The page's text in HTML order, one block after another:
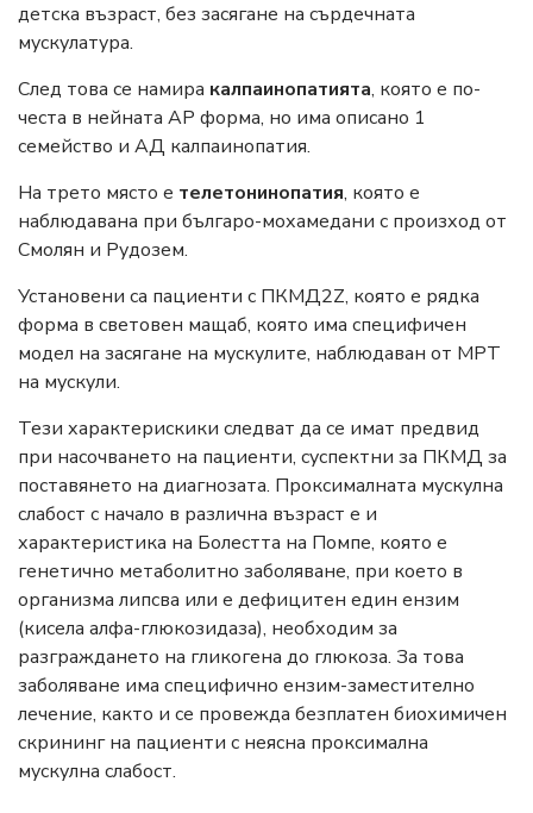
детска възраст, без засягане на сърдечната
мускулатура.
След това се намира калпаинопатията, която е по-
честа в нейната АР форма, но има описано 1
семейство и АД калпаинопатия.
На трето място е телетонинопатия, която е
наблюдавана при българо-мохамедани с произход от
Смолян и Рудозем.
Установени са пациенти с ПКМД2Z, която е рядка
форма в световен мащаб, която има специфичен
модел на засягане на мускулите, наблюдаван от МРТ
на мускули.
Тези характерискики следват да се имат предвид
при насочването на пациенти, суспектни за ПКМД за
поставянето на диагнозата. Проксималната мускулна
слабост с начало в различна възраст е и
характеристика на Болестта на Помпе, която е
генетично метаболитно заболяване, при което в
организма липсва или е дефицитен един ензим
(кисела алфа-глюкозидаза), необходим за
разграждането на гликогена до глюкоза. За това
заболяване има специфично ензим-заместително
лечение, както и се провежда безплатен биохимичен
скрининг на пациенти с неясна проксимална
мускулна слабост.